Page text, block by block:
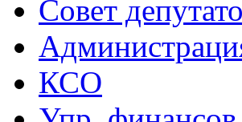
Совет
КСО